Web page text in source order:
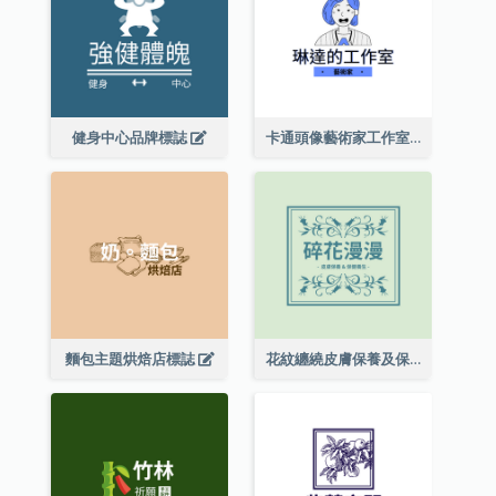
健身中心品牌標誌 卡通頭像藝術家工作室標誌
麵包主題烘焙店標誌 花紋纏繞皮膚保養及保健養生標誌設計